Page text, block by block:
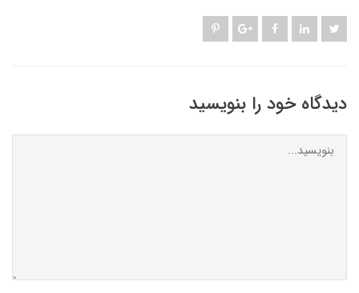
دیدگاه خود را بنویسید